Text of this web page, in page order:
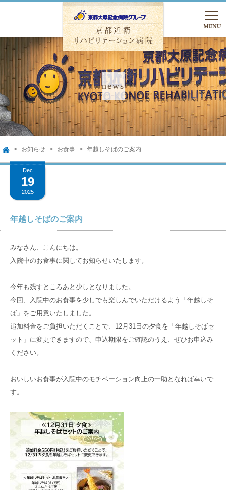
TEL.075-762-5000
入院のご相談 友達追加
病院のご案内
病院概要
医師紹介
なぜ、転院するの？
入院から退院までの流れ
入院中の各種サービス
入院中の方へ
入院環境
リハビリ治療法
在宅サービス
訪問リハビリ
訪問看護ステーション
アクセス
グループサイト
京都大原
御所南リハビリクリニック
採用サイト
お知らせ お食事 年越しそばのご案内
Dec
19
2025
年越しそばのご案内
みなさん、こんにちは。
入院中のお食事に関してお知らせいたします。
今年も残すところあと少しとなりました。
今回、入院中のお食事を少しでも楽しんでいただけるよう「年越しそ
ば」をご用意いたしました。
追加料金をご負担いただくことで、12月31日の夕食を「年越しそばセ
ット」に変更できますので、申込期限をご確認のうえ、ぜひお申込み
ください。
おいしいお食事が入院中のモチベーション向上の一助となれば幸いで
す。